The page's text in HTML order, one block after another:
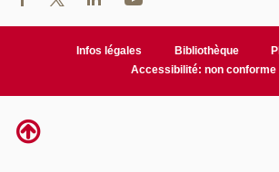
Infos légales Bibliothèque
Accessibilité: non conforme